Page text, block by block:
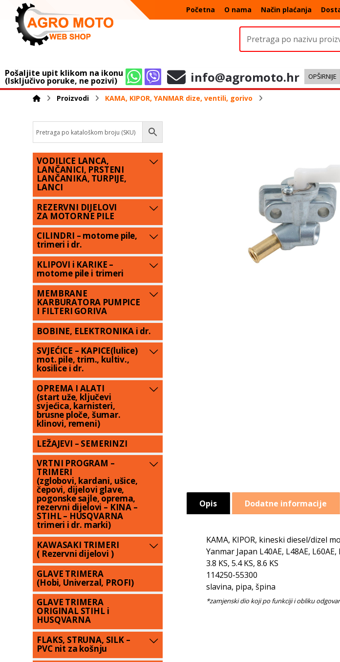
Početna O nama Način plaćanja
Pošaljite upit klikom na ikonu
(Isključivo poruke, ne pozivi) info@agromoto.hr OPŠIRNIJE
Proizvodi KAMA, KIPOR, YANMAR dize, ventili, gorivo
Opis Dodatne informacije
KAMA, KIPOR, kineski diesel/dizel
Yanmar Japan L40AE, L48AE, L60AE,
3.8 KS, 5.4 KS, 8.6 KS
114250-55300
slavina, pipa, špina
VODILICE LANCA,
LANČANICI, PRSTENI
LANČANIKA, TURPIJE,
LANCI
REZERVNI DIJELOVI
ZA MOTORNE PILE
CILINDRI – motorne pile,
trimeri i dr.
KLIPOVI i KARIKE –
motorne pile i trimeri
MEMBRANE
KARBURATORA PUMPICE
I FILTERI GORIVA
BOBINE, ELEKTRONIKA i dr.
SVJEĆICE – KAPICE(lulice)
mot. pile, trim., kultiv.,
kosilice i dr.
OPREMA I ALATI
(start uže, ključevi
svjećica, karnisteri,
brusne ploče, šumar.
klinovi, remeni)
LEŽAJEVI – SEMERINZI
VRTNI PROGRAM –
TRIMERI
(zglobovi, kardani, ušice,
čepovi, dijelovi glave,
pogonske sajle, oprema,
rezervni dijelovi – KINA –
STIHL – HUSQVARNA
trimeri i dr. marki)
KAWASAKI TRIMERI
( Rezervni dijelovi )
GLAVE TRIMERA
(Hobi, Univerzal, PROFI)
GLAVE TRIMERA
ORIGINAL STIHL i
HUSQVARNA
FLAKS, STRUNA, SILK –
PVC nit za košnju